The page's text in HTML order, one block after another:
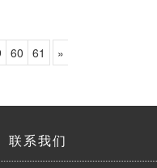
60 61 »
联系我们